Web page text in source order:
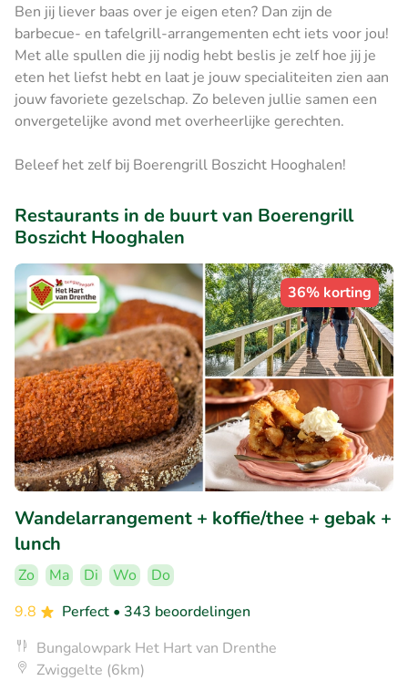
Ben jij liever baas over je eigen eten? Dan zijn de
barbecue- en tafelgrill-arrangementen echt iets voor jou!
Met alle spullen die jij nodig hebt beslis je zelf hoe jij je
eten het liefst hebt en laat je jouw specialiteiten zien aan
jouw favoriete gezelschap. Zo beleven jullie samen een
onvergetelijke avond met overheerlijke gerechten.
Beleef het zelf bij Boerengrill Boszicht Hooghalen!
Restaurants in de buurt van Boerengrill
Boszicht Hooghalen
36% korting
Wandelarrangement + koffie/thee + gebak +
lunch
Zo Ma Di Wo
Do
9.8
Perfect • 343 beoordelingen
Bungalowpark Het Hart van Drenthe
Zwiggelte (6km)